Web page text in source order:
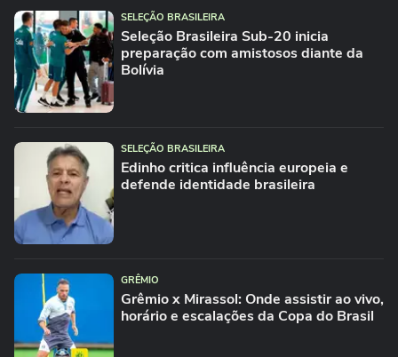
SELEÇÃO BRASILEIRA
Seleção Brasileira Sub-20 inicia
preparação com amistosos diante da
Bolívia
SELEÇÃO BRASILEIRA
Edinho critica influência europeia e
defende identidade brasileira
GRÊMIO
Grêmio x Mirassol: Onde assistir ao vivo,
horário e escalações da Copa do Brasil